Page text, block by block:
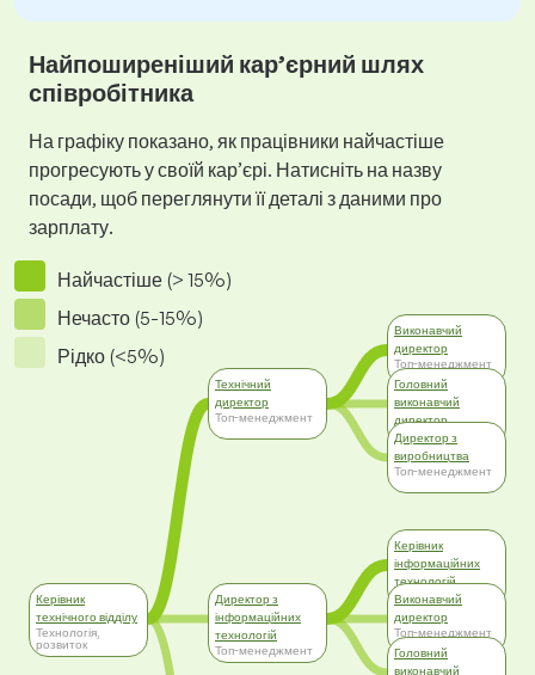
Найпоширеніший кар’єрний шлях
співробітника
На графіку показано, як працівники найчастіше
прогресують у своїй кар’єрі. Натисніть на назву
посади, щоб переглянути її деталі з даними про
зарплату.
Найчастіше (> 15%)
Нечасто (5-15%)
Рідко (<5%)
Керівник
технічного відділу
Технологія,
розвиток
Технічний
директор
Топ-менеджмент
Директор з
інформаційних
технологій
Топ-менеджмент
Виконавчий
директор
Топ-менеджмент
Головний
виконавчий
директор
Топ-менеджмент
Директор з
виробництва
Топ-менеджмент
Керівник
інформаційних
технологій
Менеджмент
Виконавчий
директор
Топ-менеджмент
Головний
виконавчий